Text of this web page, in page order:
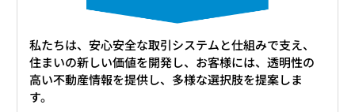
私たちは、安心安全な取引システムと仕組みで支え、
住まいの新しい価値を開発し、お客様には、透明性の
高い不動産情報を提供し、多様な選択肢を提案しま
す。